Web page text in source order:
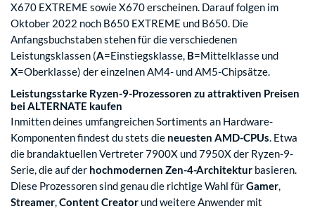
X670 EXTREME sowie X670 erscheinen. Darauf folgen im
Oktober 2022 noch B650 EXTREME und B650. Die
Anfangsbuchstaben stehen für die verschiedenen
Leistungsklassen (A=Einstiegsklasse, B=Mittelklasse und
X=Oberklasse) der einzelnen AM4- und AM5-Chipsätze.
Leistungsstarke Ryzen-9-Prozessoren zu attraktiven Preisen
bei ALTERNATE kaufen
Inmitten deines umfangreichen Sortiments an Hardware-
Komponenten findest du stets die neuesten AMD-CPUs. Etwa
die brandaktuellen Vertreter 7900X und 7950X der Ryzen-9-
Serie, die auf der hochmodernen Zen-4-Architektur basieren.
Diese Prozessoren sind genau die richtige Wahl fürGamer,
Streamer,Content Creator und weitere Anwender mit